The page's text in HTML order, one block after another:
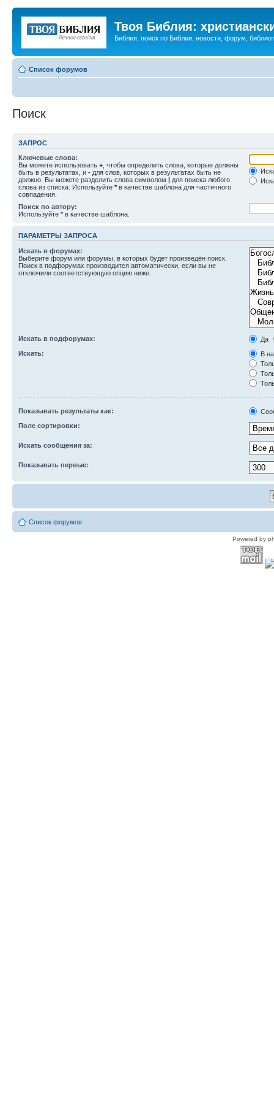
Твоя Библия:
Библия, поиск по Библии, новости, форум,
Список форумов
Поиск
ЗАПРОС
Ключевые слова:
Вы можете использовать + , чтобы определить слова, которые должны
быть в результатах, и - для слов, которых в результатах быть не
должно. Вы можете разделить слова символом | для поиска любого
слова из списка. Используйте * в качестве шаблона для частичного
совпадения.
Поиск по автору:
Используйте * в качестве шаблона.
ПАРАМЕТРЫ ЗАПРОСА
Искать в форумах:
Выберите форум или форумы, в которых будет произведён поиск.
Поиск в подфорумах производится автоматически, если вы не
отключили соответствующую опцию ниже.
Искать в подфорумах:
Да
Искать:
В
Показывать результаты как:
Поле сортировки:
Искать сообщения за:
Показывать первые:
Список форумов
Powered by